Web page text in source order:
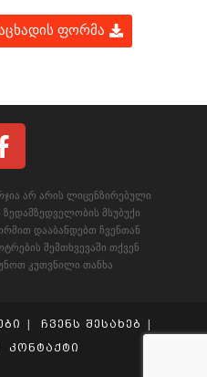
ფორმა
არ არის ლიცენზირებული
მსუბუქი
დააბანდებთ ჩვენთან
შემთხვევაში თქვენ
კუთვნილი თანხა
ჩვენს შესახებ
კონტაქტი